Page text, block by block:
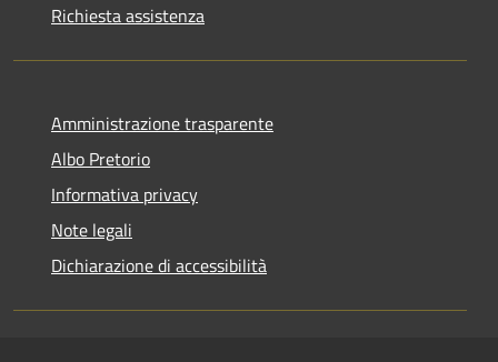
Richiesta assistenza
Amministrazione trasparente
Albo Pretorio
Informativa privacy
Note legali
Dichiarazione di accessibilità